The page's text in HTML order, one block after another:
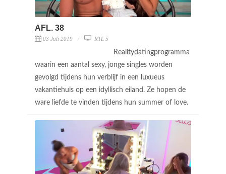
AFL. 38
03 Juli 2019 RTL 5
Realitydatingprogramma
waarin een aantal sexy, jonge singles worden
gevolgd tijdens hun verblijf in een luxueus
vakantiehuis op een idyllisch eiland. Ze hopen de
ware liefde te vinden tijdens hun summer of love.